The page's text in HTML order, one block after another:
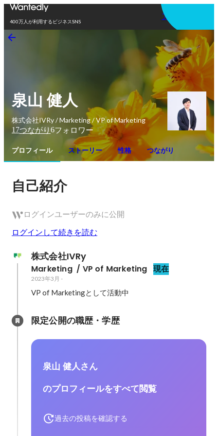
400万人が利用するビジネスSNS
アプリを使う
泉山 健人
株式会社IVRy / Marketing / VP of Marketing
17つながり 6フォロワー
プロフィール ストーリー 性格 つながり
自己紹介
ログインユーザーのみに公開
ログインして続きを読む
株式会社IVRy
Marketing  / VP of Marketing 現在
2023年3月 -
VP of Marketingとして活動中
限定公開の職歴・学歴
泉山 健人さん
のプロフィールをすべて閲覧
過去の投稿を確認する